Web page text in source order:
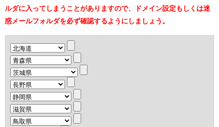
ルダに入ってしまうことがありますので、ドメイン設定もしくは迷
惑メールフォルダを必ず確認するようにしましょう。